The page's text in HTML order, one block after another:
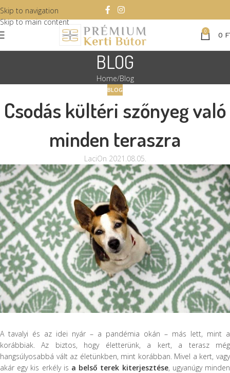
Skip to navigation
Skip to main content
0 0
BLOG
Home Blog
BLOG
Csodás kültéri szőnyeg való
minden teraszra
LaciOn 2021.08.05.
A tavalyi és az idei nyár – a pandémia okán – más lett, mint a
korábbiak. Az biztos, hogy életterünk, a kert, a terasz még
hangsúlyosabbá vált az életünkben, mint korábban. Mivel a kert, vagy
akár egy kis erkély is a belső terek kiterjesztése, ugyanúgy minden